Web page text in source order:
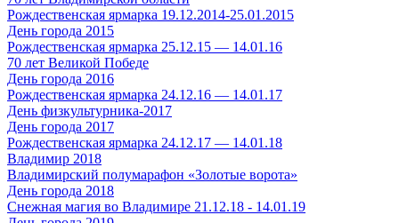
Рождественская ярмарка 19.12.2014-25.01.2015
День города 2015
Рождественская ярмарка 25.12.15 — 14.01.16
70 лет Великой Победе
День города 2016
Рождественская ярмарка 24.12.16 — 14.01.17
День физкультурника-2017
День города 2017
Рождественская ярмарка 24.12.17 — 14.01.18
Владимир 2018
Владимирский полумарафон «Золотые ворота»
День города 2018
Снежная магия во Владимире 21.12.18 - 14.01.19